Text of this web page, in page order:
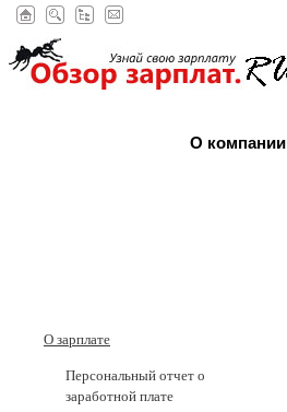
О компании
О зарплате
Персональный отчет о
заработной плате